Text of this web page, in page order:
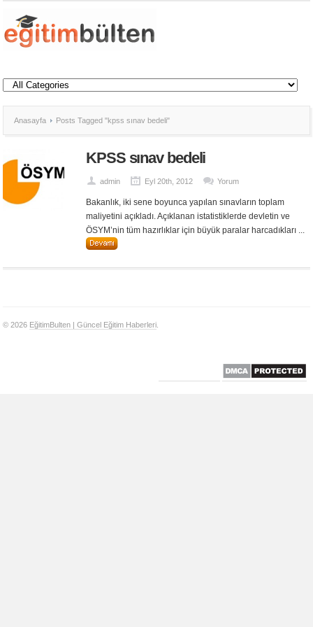
Anasayfa Posts Tagged "kpss sınav bedeli"
KPSS sınav bedeli
admin Eyl 20th, 2012 Yorum
Bakanlık, iki sene boyunca yapılan sınavların toplam
maliyetini açıkladı. Açıklanan istatistiklerde devletin ve
ÖSYM’nin tüm hazırlıklar için büyük paralar harcadıkları ...
© 2026 EğitimBulten | Güncel Eğitim Haberleri